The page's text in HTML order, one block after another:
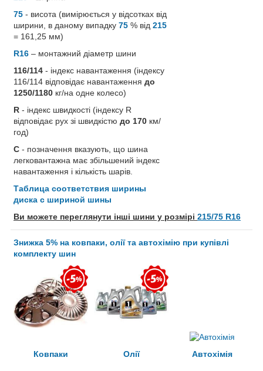
75 - висота (вимірюється у відсотках від
ширини, в даному випадку 75 % від 215
= 161,25 мм)
R16 – монтажний діаметр шини
116/114 - індекс навантаження (індексу
116/114 відповідає навантаження до
1250/1180 кг/на одне колесо)
R - індекс швидкості (індексу R
відповідає рух зі швидкістю до 170 км/
год)
C - позначення вказують, що шина
легковантажна має збільшений індекс
навантаження і кількість шарів.
Таблица соответствия ширины
диска с шириной шины
Ви можете переглянути інші шини у розмірі 215/75 R16
Знижка 5% на ковпаки, олії та автохімію при купівлі
комплекту шин
Ковпаки Олії Автохімія